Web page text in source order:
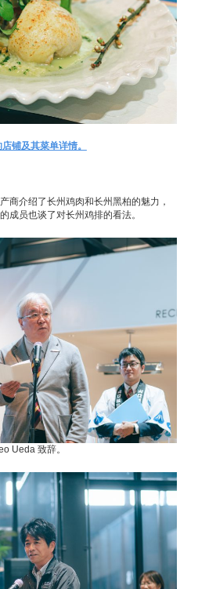
铺及其菜单详情。
商介绍了长州鸡肉和长州黑柏的魅力，
成员也谈了对长州鸡排的看法。
Ueda 致辞。